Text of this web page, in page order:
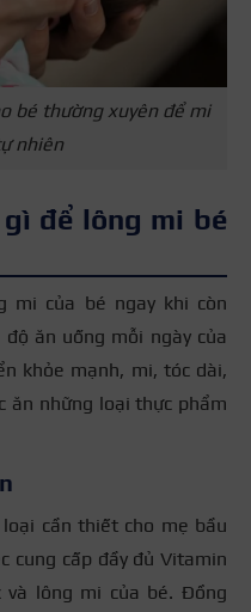
bé thường xuyên để mi
nhiên
để lông mi bé
mi của bé ngay khi còn
ăn uống mỗi ngày của
khỏe mạnh, mi, tóc dài,
ăn những loại thực phẩm
cần thiết cho mẹ bầu
cung cấp đầy đủ Vitamin
lông mi của bé. Đồng